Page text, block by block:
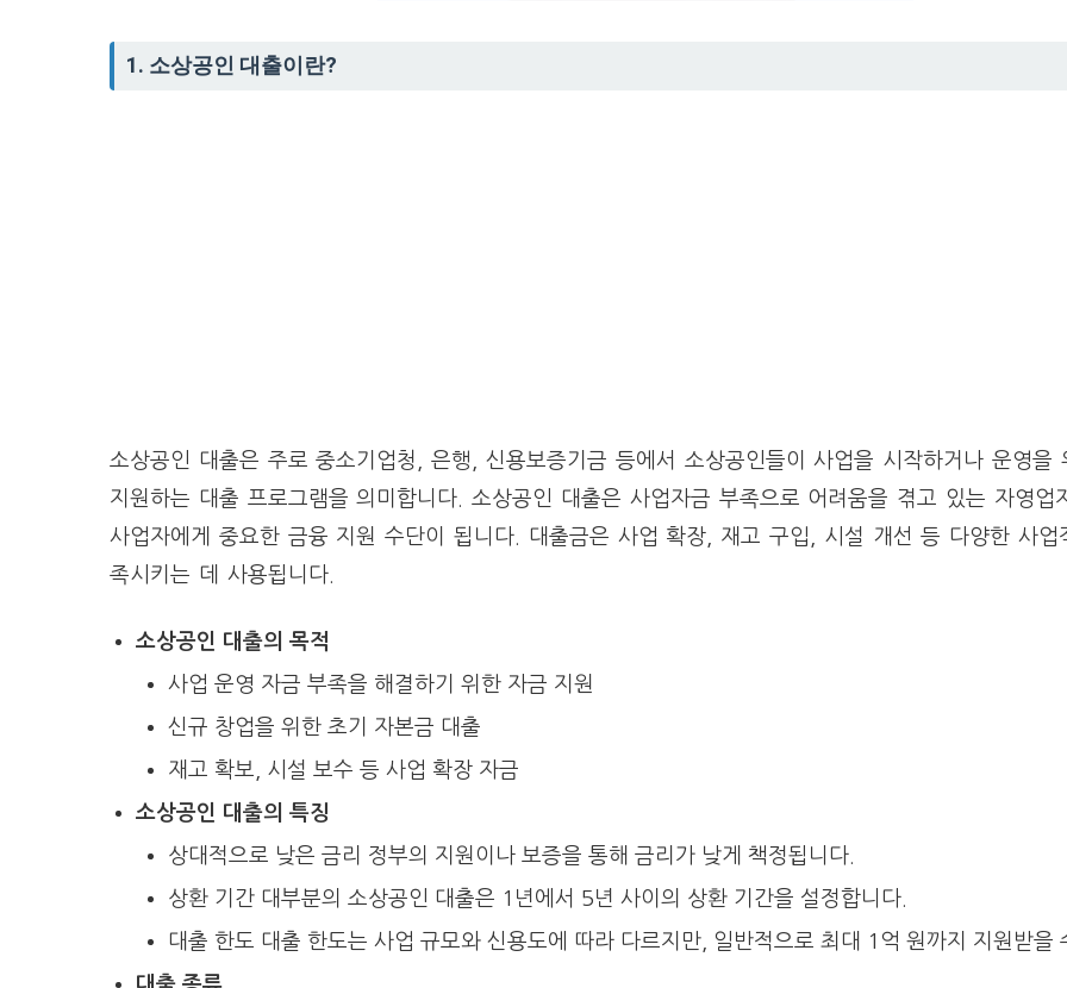
1. 소상공인 대출이란?
소상공인 대출은 주로 중소기업청, 은행, 신용보증기금 등에서 소상공인들이 사업을 시작하거나 운영을
지원하는 대출 프로그램을 의미합니다. 소상공인 대출은 사업자금 부족으로 어려움을 겪고 있는 자영업
사업자에게 중요한 금융 지원 수단이 됩니다. 대출금은 사업 확장, 재고 구입, 시설 개선 등 다양한 사업
족시키는 데 사용됩니다.
소상공인 대출의 목적
사업 운영 자금 부족을 해결하기 위한 자금 지원
신규 창업을 위한 초기 자본금 대출
재고 확보, 시설 보수 등 사업 확장 자금
소상공인 대출의 특징
상대적으로 낮은 금리 정부의 지원이나 보증을 통해 금리가 낮게 책정됩니다.
상환 기간 대부분의 소상공인 대출은 1년에서 5년 사이의 상환 기간을 설정합니다.
대출 한도 대출 한도는 사업 규모와 신용도에 따라 다르지만, 일반적으로 최대 1억 원까지 지원받을